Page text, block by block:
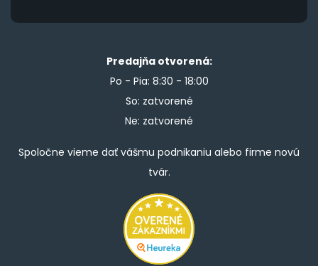
Predajňa otvorená:
Po - Pia: 8:30 - 18:00
So: zatvorené
Ne: zatvorené
Spoločne vieme dať vášmu podnikaniu alebo firme novú
tvár.